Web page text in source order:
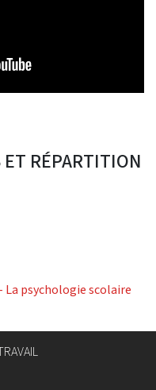
RÉPARTITION
La psychologie scolaire